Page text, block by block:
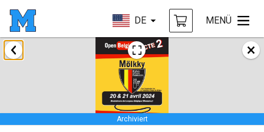
DE MENÜ
Archiviert
Januar 2024
Deutschland
Indoor Polish Open 2024 - Singles